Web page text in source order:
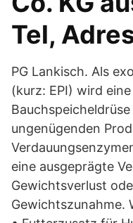
Tel,
PG Lankisch. Als
(kurz: EPI) wird
ungenügenden
eine ausgeprägte
Gewichtsverlust
Gewichtszunahme.